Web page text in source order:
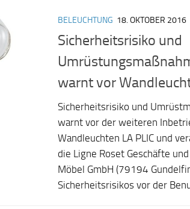
BELEUCHTUNG 18. OKTOBER 2016
Sicherheitsrisiko und
warnt vor
Sicherheitsrisiko und
warnt vor der weiteren
Wandleuchten LA PLIC und
die Ligne Roset Geschäfte
Möbel GmbH (79194
Sicherheitsrisikos vor der